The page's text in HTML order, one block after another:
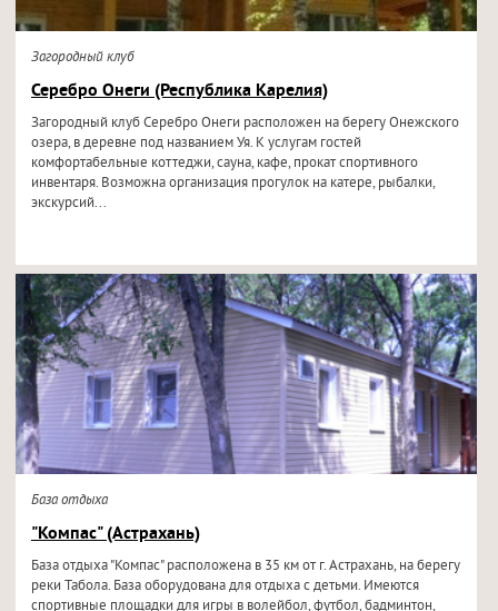
Загородный клуб
Серебро Онеги (Республика Карелия)
Загородный клуб Серебро Онеги расположен на берегу Онежского
озера, в деревне под названием Уя. К услугам гостей
комфортабельные коттеджи, сауна, кафе, прокат спортивного
инвентаря. Возможна организация прогулок на катере, рыбалки,
экскурсий...
База отдыха
"Компас" (Астрахань)
База отдыха "Компас" расположена в 35 км от г. Астрахань, на берегу
реки Табола. База оборудована для отдыха с детьми. Имеются
спортивные площадки для игры в волейбол, футбол, бадминтон,